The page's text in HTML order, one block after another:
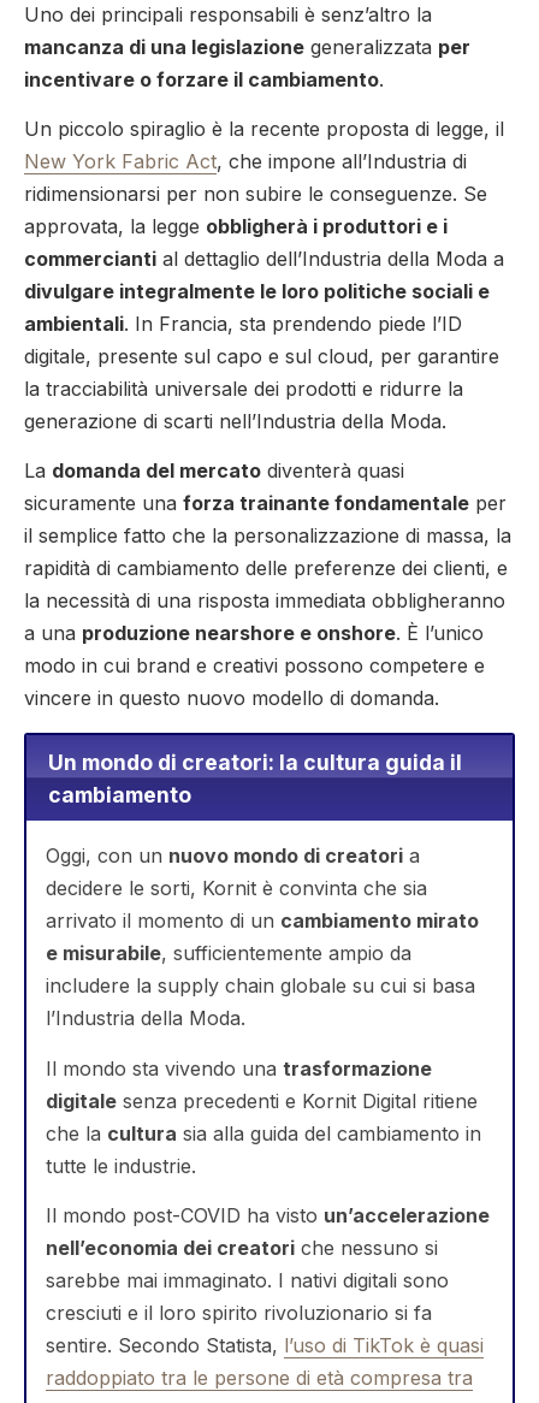
Uno dei principali responsabili è senz’altro la
mancanza di una legislazione generalizzata per
incentivare o forzare il cambiamento.
Un piccolo spiraglio è la recente proposta di legge, il
New York Fabric Act, che impone all’Industria di
ridimensionarsi per non subire le conseguenze. Se
approvata, la legge obbligherà i produttori e i
commercianti al dettaglio dell’Industria della Moda a
divulgare integralmente le loro politiche sociali e
ambientali. In Francia, sta prendendo piede l’ID
digitale, presente sul capo e sul cloud, per garantire
la tracciabilità universale dei prodotti e ridurre la
generazione di scarti nell’Industria della Moda.
La domanda del mercato diventerà quasi
sicuramente una forza trainante fondamentale per
il semplice fatto che la personalizzazione di massa, la
rapidità di cambiamento delle preferenze dei clienti, e
la necessità di una risposta immediata obbligheranno
a una produzione nearshore e onshore. È l’unico
modo in cui brand e creativi possono competere e
vincere in questo nuovo modello di domanda.
Un mondo di creatori: la cultura guida il
cambiamento
Oggi, con un nuovo mondo di creatori a
decidere le sorti, Kornit è convinta che sia
arrivato il momento di un cambiamento mirato
e misurabile, sufficientemente ampio da
includere la supply chain globale su cui si basa
l’Industria della Moda.
Il mondo sta vivendo una trasformazione
digitale senza precedenti e Kornit Digital ritiene
che la cultura sia alla guida del cambiamento in
tutte le industrie.
Il mondo post-COVID ha visto un’accelerazione
nell’economia dei creatori che nessuno si
sarebbe mai immaginato. I nativi digitali sono
cresciuti e il loro spirito rivoluzionario si fa
sentire. Secondo Statista, l’uso di TikTok è quasi
raddoppiato tra le persone di età compresa tra